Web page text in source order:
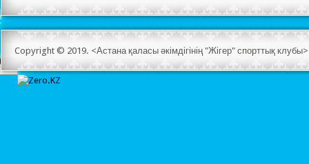
Copyright © 2019. <Астана қаласы әкімдігінің "Жігер" спорттық